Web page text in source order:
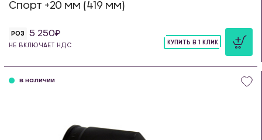
Спорт +20 мм (419 мм)
РОЗ 5 250
НЕ ВКЛЮЧАЕТ НДС
КУПИТЬ В 1 КЛИК
в наличии